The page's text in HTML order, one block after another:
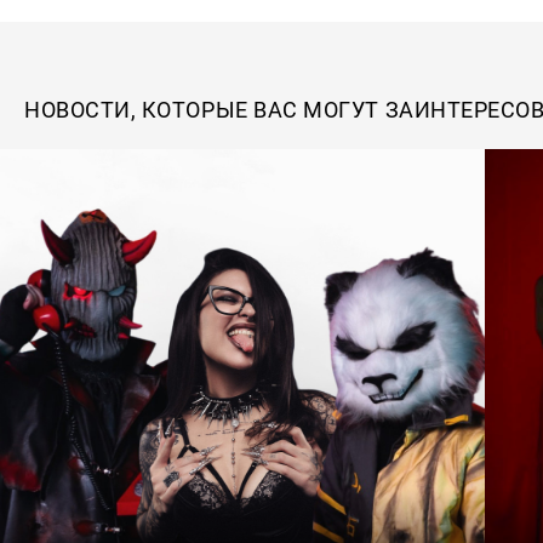
НОВОСТИ, КОТОРЫЕ ВАС МОГУТ